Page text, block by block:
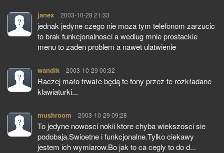
janex pisze:
2003-10-28 21:33
jednak jedyne czego nie moza tym telefonom zarzucic
to brak funkcjonalnosci a wedlug mnie prostackie
menu to zaden problem a nawet ulatwienie
wandik pisze:
2003-10-29 00:32
Raczej mało trwałe będą te fony przez te rozkładane
klawiaturki...
mushroom pisze:
2003-10-29 09:28
To jedyne nowosci nokii ktore chyba wiekszosci sie
podobaja.Swioetne i funkcjonalne.Tylko ciekawy
jestem ich wymiarow.Bo jak to ca cegly to do d...